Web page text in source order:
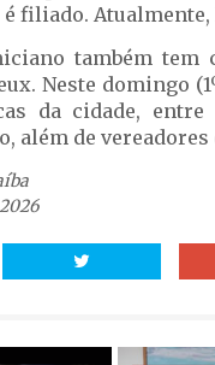
filiado.
também
Neste domingo
da cidade,
além de vereadores